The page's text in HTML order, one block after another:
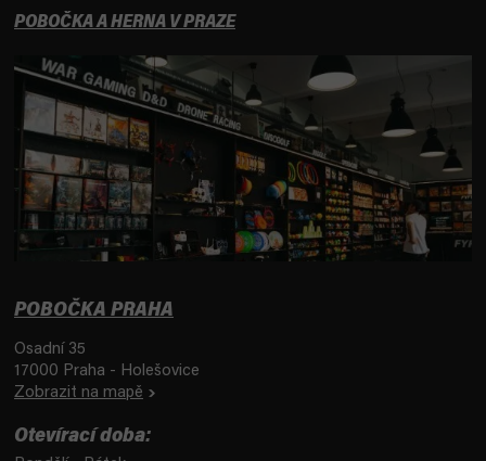
POBOČKA A HERNA V PRAZE
POBOČKA PRAHA
Osadní 35
17000 Praha - Holešovice
Zobrazit na mapě
Otevírací doba: